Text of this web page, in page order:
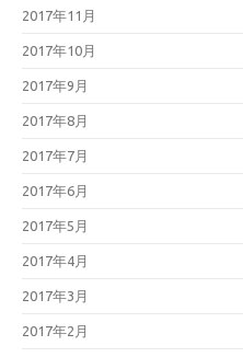
2017年11月
2017年10月
2017年9月
2017年8月
2017年7月
2017年6月
2017年5月
2017年4月
2017年3月
2017年2月